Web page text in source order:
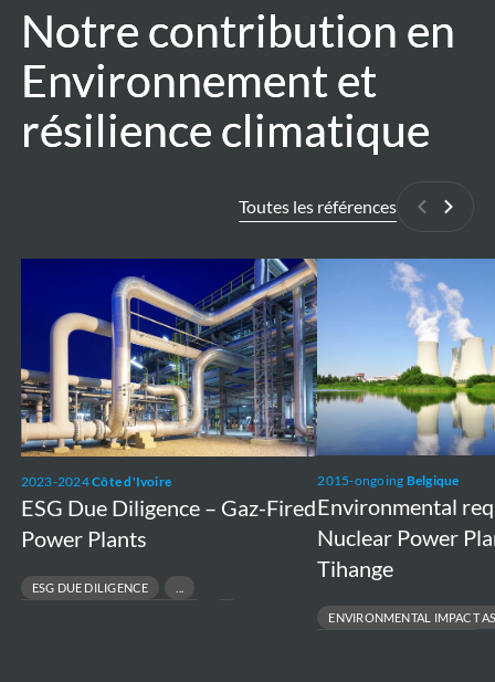
Notre contribution en
Environnement et
résilience climatique
Notre contribution en
Environnement et
résilience climatique
Toutes les références
2023-2024Côte d'Ivoire
ESG Due Diligence – Gaz-Fired
Power Plants
ESG DUE DILIGENCE
Diligence
–
Gaz-
Fired
Power
Plants
2015-ongoing Belgique
Environmental
Nuclear Power
Tihange
ENVIRONMENTAL IMPACT
Environmental
requirements
Nuclear
Power
Plants
Doel
and
Tihange